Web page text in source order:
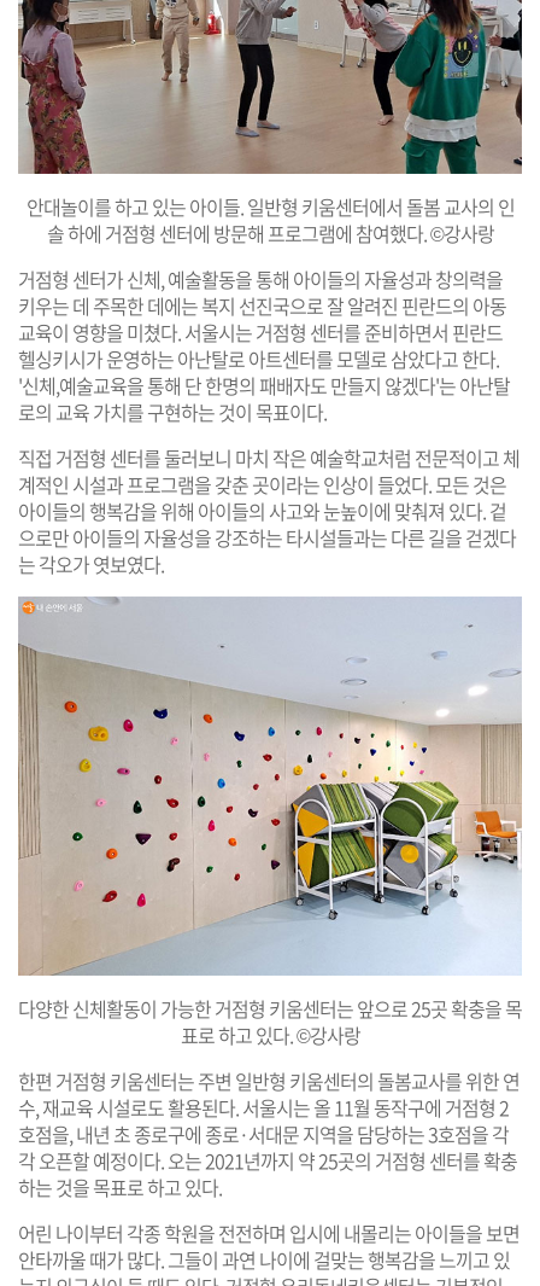
안대놀이를 하고 있는 아이들. 일반형 키움센터에서 돌봄 교사의 인
솔 하에 거점형 센터에 방문해 프로그램에 참여했다. ©강사랑
거점형 센터가 신체, 예술활동을 통해 아이들의 자율성과 창의력을
키우는 데 주목한 데에는 복지 선진국으로 잘 알려진 핀란드의 아동
교육이 영향을 미쳤다. 서울시는 거점형 센터를 준비하면서 핀란드
헬싱키시가 운영하는 아난탈로 아트센터를 모델로 삼았다고 한다.
'신체,예술교육을 통해 단 한명의 패배자도 만들지 않겠다'는 아난탈
로의 교육 가치를 구현하는 것이 목표이다.
직접 거점형 센터를 둘러보니 마치 작은 예술학교처럼 전문적이고 체
계적인 시설과 프로그램을 갖춘 곳이라는 인상이 들었다. 모든 것은
아이들의 행복감을 위해 아이들의 사고와 눈높이에 맞춰져 있다. 겉
으로만 아이들의 자율성을 강조하는 타시설들과는 다른 길을 걷겠다
는 각오가 엿보였다.
다양한 신체활동이 가능한 거점형 키움센터는 앞으로 25곳 확충을 목
표로 하고 있다. ©강사랑
한편 거점형 키움센터는 주변 일반형 키움센터의 돌봄교사를 위한 연
수, 재교육 시설로도 활용된다. 서울시는 올 11월 동작구에 거점형 2
호점을, 내년 초 종로구에 종로·서대문 지역을 담당하는 3호점을 각
각 오픈할 예정이다. 오는 2021년까지 약 25곳의 거점형 센터를 확충
하는 것을 목표로 하고 있다.
어린 나이부터 각종 학원을 전전하며 입시에 내몰리는 아이들을 보면
안타까울 때가 많다. 그들이 과연 나이에 걸맞는 행복감을 느끼고 있